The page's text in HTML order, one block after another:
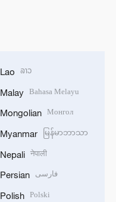
Lao ລາວ
Malay Bahasa Melayu
Mongolian Монгол
Myanmar မြန်မာဘာသာ
Nepali नेपाली
Persian فارسی
Polish Polski